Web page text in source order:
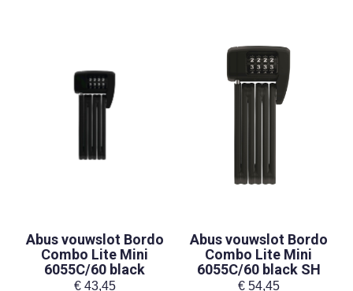
Abus vouwslot Bordo
Combo Lite Mini
6055C/60 black
€43,45
Abus vouwslot Bordo
Combo Lite Mini
6055C/60 black SH
€54,45